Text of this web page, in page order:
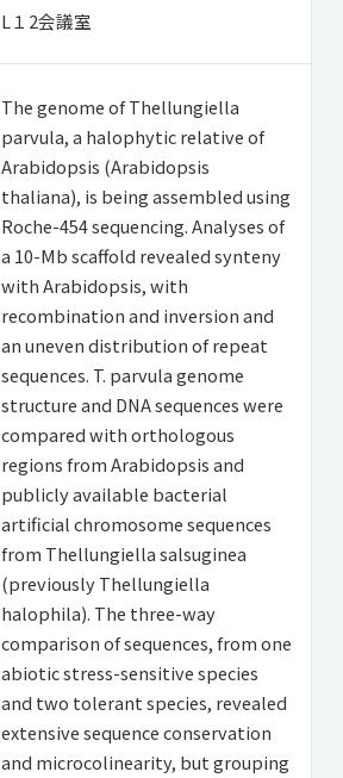
L１2会議室
The genome of Thellungiella
parvula, a halophytic relative of
Arabidopsis (Arabidopsis
thaliana), is being assembled using
Roche-454 sequencing. Analyses of
a 10-Mb scaffold revealed synteny
with Arabidopsis, with
recombination and inversion and
an uneven distribution of repeat
sequences. T. parvula genome
structure and DNA sequences were
compared with orthologous
regions from Arabidopsis and
publicly available bacterial
artificial chromosome sequences
from Thellungiella salsuginea
(previously Thellungiella
halophila). The three-way
comparison of sequences, from one
abiotic stress-sensitive species
and two tolerant species, revealed
extensive sequence conservation
and microcolinearity, but grouping